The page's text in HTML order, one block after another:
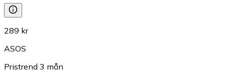
289 kr
ASOS
Pristrend 3 mån